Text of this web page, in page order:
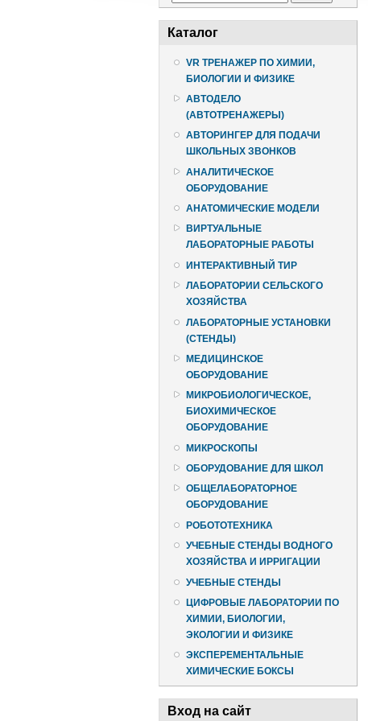
Каталог
VR ТРЕНАЖЕР ПО ХИМИИ,
БИОЛОГИИ И ФИЗИКЕ
АВТОДЕЛО
(АВТОТРЕНАЖЕРЫ)
АВТОРИНГЕР ДЛЯ ПОДАЧИ
ШКОЛЬНЫХ ЗВОНКОВ
АНАЛИТИЧЕСКОЕ
ОБОРУДОВАНИЕ
АНАТОМИЧЕСКИЕ МОДЕЛИ
ВИРТУАЛЬНЫЕ
ЛАБОРАТОРНЫЕ РАБОТЫ
ИНТЕРАКТИВНЫЙ ТИР
ЛАБОРАТОРИИ СЕЛЬСКОГО
ХОЗЯЙСТВА
ЛАБОРАТОРНЫЕ УСТАНОВКИ
(СТЕНДЫ)
МЕДИЦИНСКОЕ
ОБОРУДОВАНИЕ
МИКРОБИОЛОГИЧЕСКОЕ,
БИОХИМИЧЕСКОЕ
ОБОРУДОВАНИЕ
МИКРОСКОПЫ
ОБОРУДОВАНИЕ ДЛЯ ШКОЛ
ОБЩЕЛАБОРАТОРНОЕ
ОБОРУДОВАНИЕ
РОБОТОТЕХНИКА
УЧЕБНЫЕ СТЕНДЫ ВОДНОГО
ХОЗЯЙСТВА И ИРРИГАЦИИ
УЧЕБНЫЕ СТЕНДЫ
ЦИФРОВЫЕ ЛАБОРАТОРИИ ПО
ХИМИИ, БИОЛОГИИ,
ЭКОЛОГИИ И ФИЗИКЕ
ЭКСПЕРЕМЕНТАЛЬНЫЕ
ХИМИЧЕСКИЕ БОКСЫ
Вход на сайт